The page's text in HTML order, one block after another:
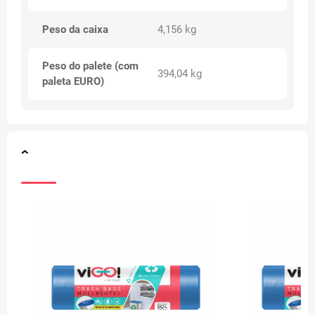
Peso da caixa 4,156 kg
Peso do palete (com
paleta EURO)
394,04 kg